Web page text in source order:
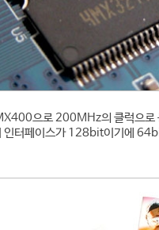
으로 200MHz의 클럭으로
인터페이스가 128bit이기에